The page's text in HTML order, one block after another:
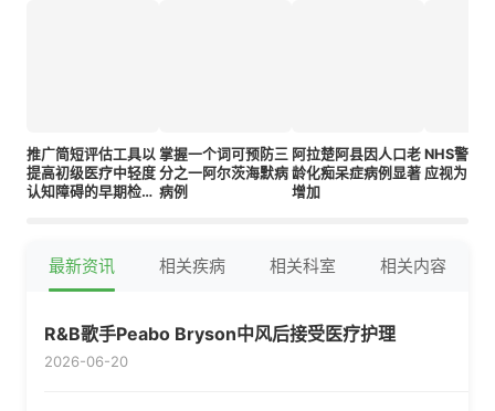
推广简短评估工具以
提高初级医疗中轻度
认知障碍的早期检出
掌握一个词可预防三
分之一阿尔茨海默病
病例
阿拉楚阿县因人口老
龄化痴呆症病例显著
增加
NHS警告
应视为自
最新资讯 相关疾病 相关科室 相关内容
R&B歌手Peabo Bryson中风后接受医疗护理
2026-06-20